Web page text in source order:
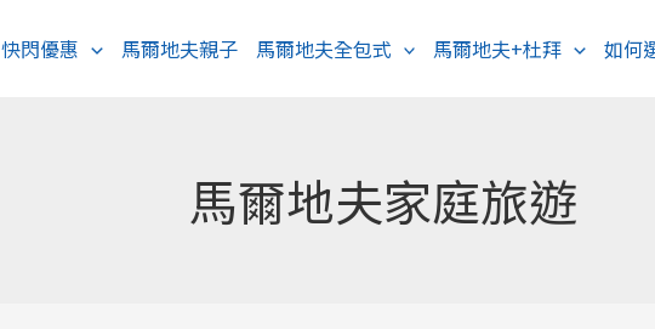
快閃優惠 馬爾地夫親子 馬爾地夫全包式 馬爾地夫+杜拜 如何
馬爾地夫家庭旅遊